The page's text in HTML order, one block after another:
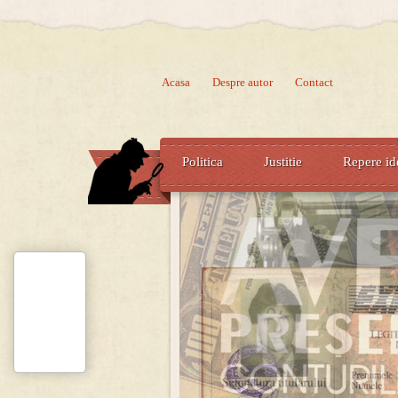
Acasa Despre autor Contact
Politica Justitie Repere